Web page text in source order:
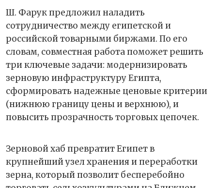
Ш. Фарук предложил наладить
сотрудничество между египетской и
российской товарными биржами. По его
словам, совместная работа поможет решить
три ключевые задачи: модернизировать
зерновую инфраструктуру Египта,
сформировать надежные ценовые критерии
(нижнюю границу цены и верхнюю), и
повысить прозрачность торговых цепочек.
Зерновой хаб превратит Египет в
крупнейший узел хранения и переработки
зерна, который позволит бесперебойно